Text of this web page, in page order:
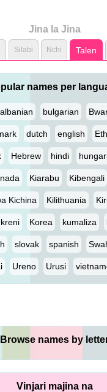
Jina la Jina
Silabi Nchi Talen
names per
albanian bulgarian
dutch english
Hebrew hindi
Kiarabu Kibengali
Kichina Kilithuania
Korea kumaliza
slovak spanish
Ureno Urusi
Browse names by
Vinjari majina na